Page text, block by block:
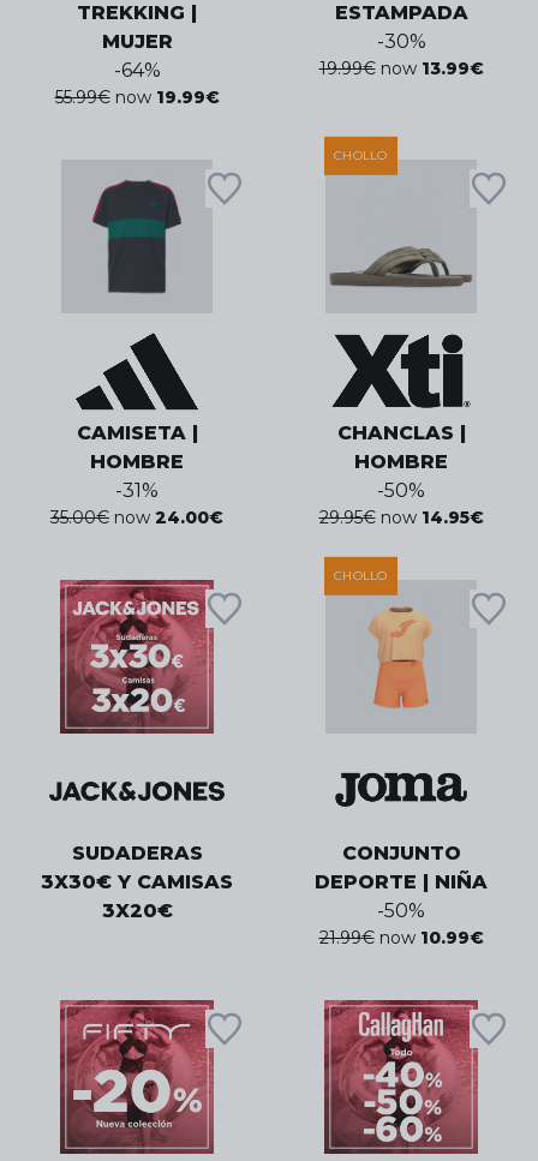
TREKKING |
MUJER
-64%
55.99€ now 19.99€
ESTAMPADA
-30%
19.99€ now 13.99€
CAMISETA |
HOMBRE
-31%
35.00€ now 24.00€
CHOLLO
CHANCLAS |
HOMBRE
-50%
29.95€ now 14.95€
SUDADERAS
3X30€ Y CAMISAS
3X20€
CHOLLO
CONJUNTO
DEPORTE | NIÑA
-50%
21.99€ now 10.99€